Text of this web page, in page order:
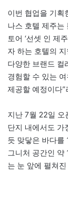
이번 협업을 기획
나스 호텔 제주는
토어 ‘선셋 인 제
자 하는 호텔의
다양한 브랜드 컬
경험할 수 있는
제공할 예정이다
지난 7월 22일 오
단지 내에서도 가
듯 맞닿은 바다를
그니처 공간인 약
는 눈 앞에 펼쳐